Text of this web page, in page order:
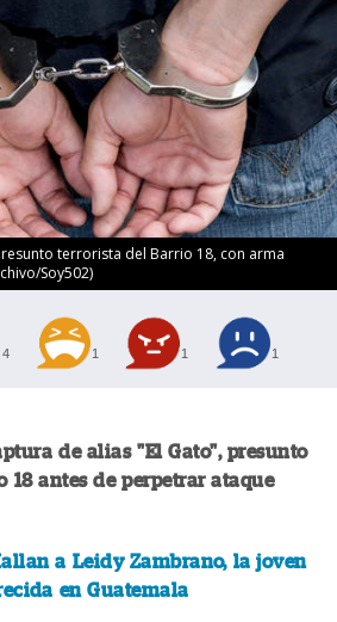
terrorista del Barrio 18, con arma
Soy502)
4 1 1 1
de alias "El Gato", presunto
antes de perpetrar ataque
a Leidy Zambrano, la joven
en Guatemala